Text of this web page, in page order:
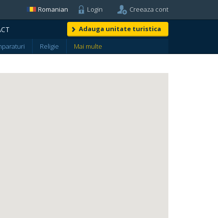
Login Creeaza cont
Romanian
Adauga unitate turistica
Religie Mai multe